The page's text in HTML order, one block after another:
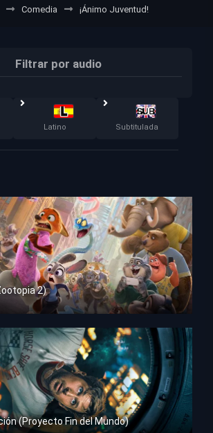
Comedia ¡Ánimo Juventud!
Filtrar por audio
Latino Subtitulada
2)
(Proyecto Fin del Mundo)